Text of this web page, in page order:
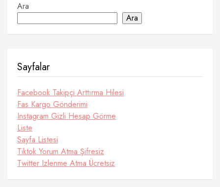
Ara
Ara
Sayfalar
Facebook Takipçi Arttırma Hilesi
Fas Kargo Gönderimi
Instagram Gizli Hesap Görme
Liste
Sayfa Listesi
Tiktok Yorum Atma Şifresiz
Twitter Izlenme Atma Ücretsiz